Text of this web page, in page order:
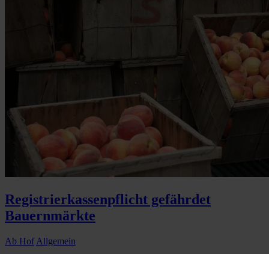
Registrierkassenpflicht gefährdet
Bauernmärkte
Ab Hof Allgemein